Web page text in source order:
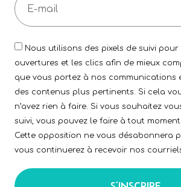
Nous utilisons des pixels de suivi pour
ouvertures et les clics afin de mieux
que vous portez à nos communications
des contenus plus pertinents. Si cela
n’avez rien à faire. Si vous souhaitez
suivi, vous pouvez le faire à tout
Cette opposition ne vous désabonnera
vous continuerez à recevoir nos